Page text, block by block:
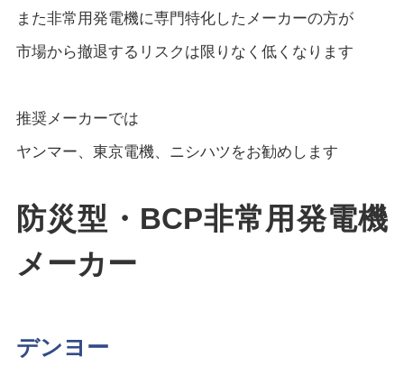
また非常用発電機に専門特化したメーカーの方が
市場から撤退するリスクは限りなく低くなります
推奨メーカーでは
ヤンマー、東京電機、ニシハツをお勧めします
防災型・BCP非常用発電機
メーカー
デンヨー